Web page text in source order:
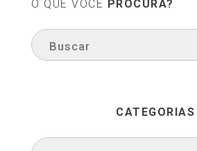
O QUE VOCÊ PROCURA?
CATEGORIAS